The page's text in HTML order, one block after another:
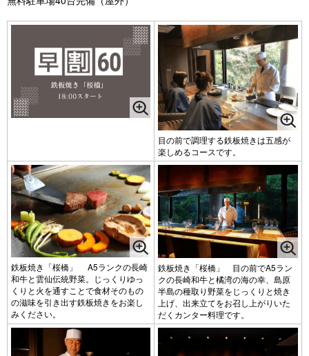
目の前で調理する鉄板焼きは五感が
楽しめるコースです。
鉄板焼き「桜橋」 A5ランクの長崎
和牛と雲仙伝統野菜。じっくりゆっ
くりと火を通すことで食材そのもの
の滋味を引き出す鉄板焼きをお楽し
みください。
鉄板焼き「桜橋」 目の前でA5ラン
クの長崎和牛と橘湾の海の幸、島原
半島の種取り野菜をじっくりと焼き
上げ、出来立てをお召し上がりいた
だくカンター料理です。